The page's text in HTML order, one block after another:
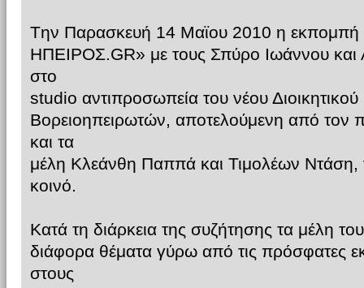
Tην Παρασκευή 14 Μαϊου 2010 η
ΗΠΕΙΡΟΣ.GR» με τους Σπύρο Ιωάννου και
στο
studio αντιπροσωπεία του νέου
Βορειοηπειρωτών, αποτελούμενη από
και τα
μέλη Κλεάνθη Παππά και Τιμολέων Ντάση,
κοινό.
Κατά τη διάρκεια της συζήτησης τα μέλη
διάφορα θέματα γύρω από τις πρόσφατες
στους